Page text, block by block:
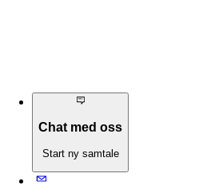
Chat med oss
Start ny samtale